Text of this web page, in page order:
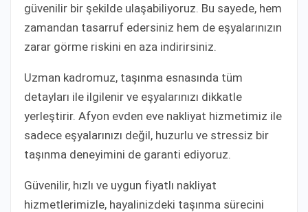
güvenilir bir şekilde ulaşabiliyoruz. Bu sayede, hem
zamandan tasarruf edersiniz hem de eşyalarınızın
zarar görme riskini en aza indirirsiniz.
Uzman kadromuz, taşınma esnasında tüm
detayları ile ilgilenir ve eşyalarınızı dikkatle
yerleştirir. Afyon evden eve nakliyat hizmetimiz ile
sadece eşyalarınızı değil, huzurlu ve stressiz bir
taşınma deneyimini de garanti ediyoruz.
Güvenilir, hızlı ve uygun fiyatlı nakliyat
hizmetlerimizle, hayalinizdeki taşınma sürecini